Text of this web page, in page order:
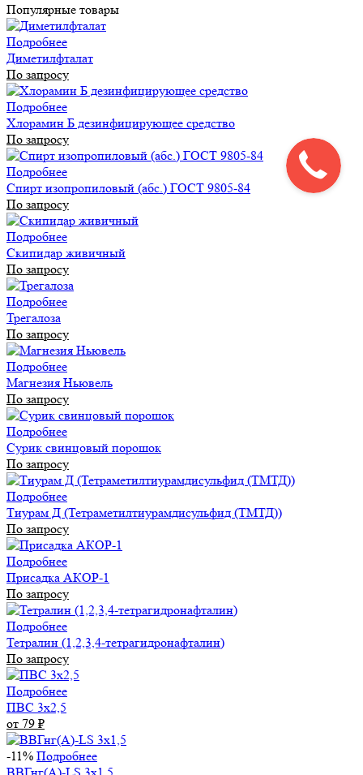
Популярные товары
Подробнее
Диметилфталат
По запросу
Подробнее
Хлорамин Б дезинфицирующее средство
По запросу
Подробнее
Спирт изопропиловый (абс.) ГОСТ 9805-84
По запросу
Подробнее
Скипидар живичный
По запросу
Подробнее
Трегалоза
По запросу
Подробнее
Магнезия Ньювель
По запросу
Подробнее
Сурик свинцовый порошок
По запросу
Подробнее
Тиурам Д (Тетраметилтиурамдисульфид (ТМТД))
По запросу
Подробнее
Присадка АКОР-1
По запросу
Подробнее
Тетралин (1,2,3,4-тетрагидронафталин)
По запросу
Подробнее
ПВС 3х2,5
от 79 ₽
-11% Подробнее